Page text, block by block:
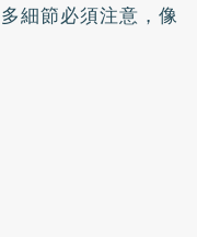
細節必須注意，像